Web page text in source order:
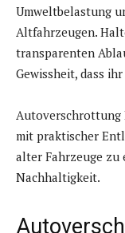
Umweltbelastung
Altfahrzeugen.
transparenten
Gewissheit, dass
Autoverschrottung
mit praktischer
alter Fahrzeuge zu
Nachhaltigkeit.